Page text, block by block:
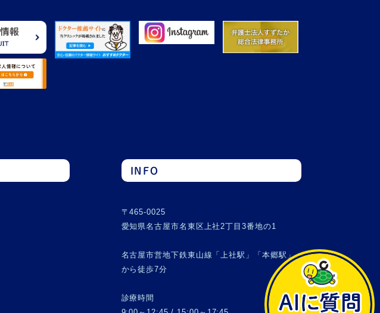
INFO
〒465-0025
愛知県名古屋市名東区上社2丁目3番地の1
名古屋市営地下鉄東山線「上社駅」「本郷駅」
から徒歩7分
診療時間